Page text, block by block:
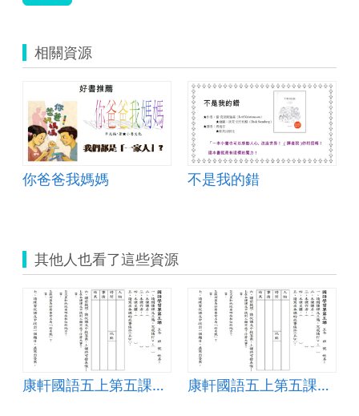
相關資源
你爸爸我媽媽 不是我的錯
其他人也看了這些資源
康軒國語五上第五課學習單 康軒國語五上第五課學習單